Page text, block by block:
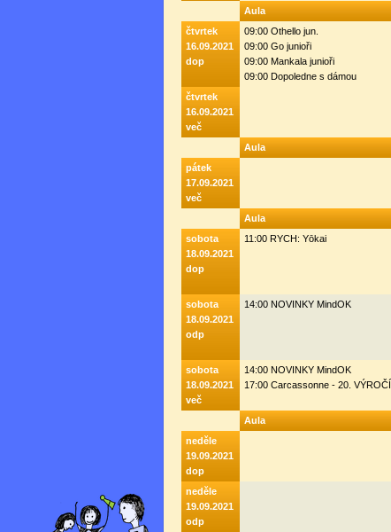
Aula
čtvrtek
16.09.2021
dop
09:00 Othello jun.
09:00 Go junioři
09:00 Mankala junioři
09:00 Dopoledne s dámou
čtvrtek
16.09.2021
več
Aula
pátek
17.09.2021
več
Aula
sobota
18.09.2021
dop
11:00 RYCH: Yōkai
sobota
18.09.2021
odp
14:00 NOVINKY MindOK
sobota
18.09.2021
več
14:00 NOVINKY MindOK
17:00 Carcassonne - 20. VÝROČÍ
Aula
neděle
19.09.2021
dop
neděle
19.09.2021
odp